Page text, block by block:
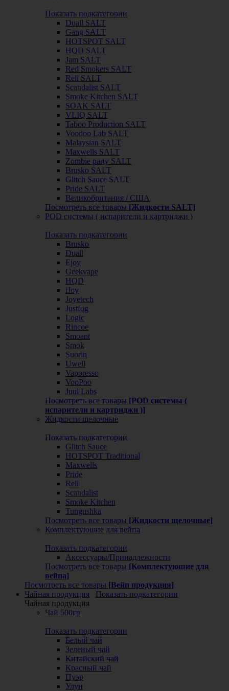
Показать подкатегории
Duall SALT
Gang SALT
HOTSPOT SALT
HQD SALT
Jam SALT
Red Smokers SALT
Rell SALT
Scandalist SALT
Smoke Kitchen SALT
SOAK SALT
VLIQ SALT
Taboo Production SALT
Voodoo Lab SALT
Malaysian SALT
Maxwells SALT
Zombie party SALT
Brusko SALT
Glitch Sauce SALT
Pride SALT
Великобритания / США
Посмотреть все товары [Жидкости SALT]
POD системы ( испарители и картриджи )
Показать подкатегории
Brusko
Duall
Ejoy
Geekvape
HQD
iJoy
Joyetech
Justfog
Logic
Rincoe
Smoant
Smok
Suorin
Uwell
Vaporesso
VooPoo
Juul Labs
Посмотреть все товары [POD системы (
испарители и картриджи )]
Жидкости щелочные
Показать подкатегории
Glitch Sauce
HOTSPOT Traditional
Maxwells
Pride
Rell
Scandalist
Smoke Kitchen
Tungushka
Посмотреть все товары [Жидкости щелочные]
Комплектующие для вейпа
Показать подкатегории
Аксессуары/Принадлежности
Посмотреть все товары [Комплектующие для
вейпа]
Посмотреть все товары [Вейп продукция]
Чайная продукция
Показать подкатегории
Чайная продукция
Чай 500гр
Показать подкатегории
Белый чай
Зеленый чай
Китайский чай
Красный чай
Пуэр
Улун